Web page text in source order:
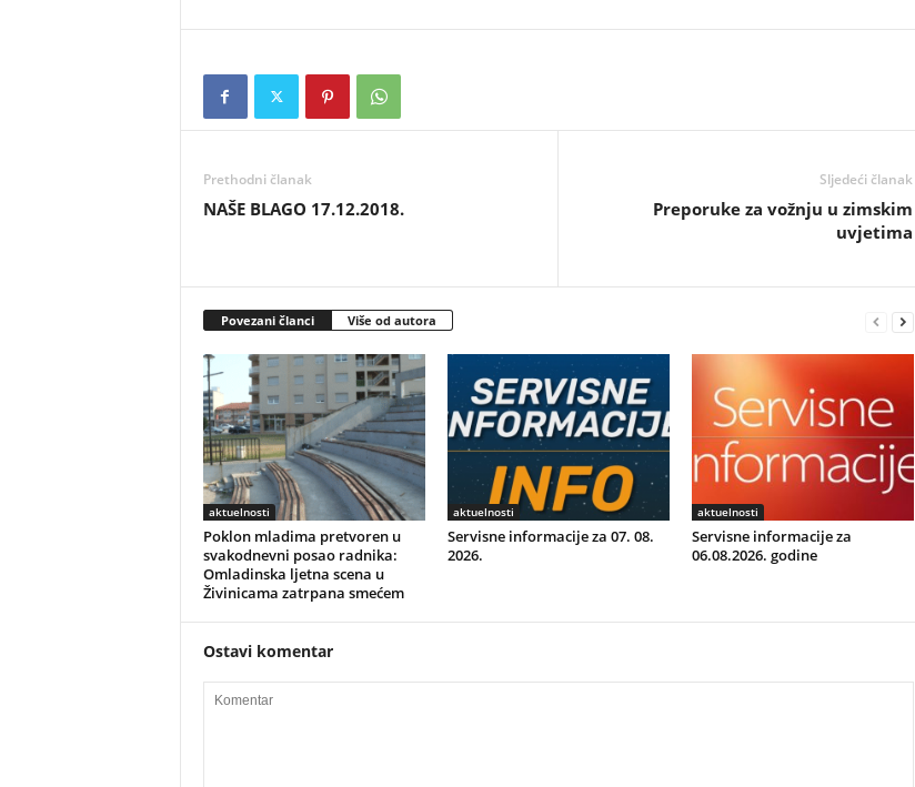
Prethodni članak
NAŠE BLAGO 17.12.2018.
Sljedeći članak
Preporuke za vožnju u zimskim
uvjetima
Povezani članci Više od autora
aktuelnosti
Poklon mladima pretvoren u
svakodnevni posao radnika:
Omladinska ljetna scena u
Živinicama zatrpana smećem
aktuelnosti
Servisne informacije za 07. 08.
2026.
aktuelnosti
Servisne informacije za
06.08.2026. godine
Ostavi komentar